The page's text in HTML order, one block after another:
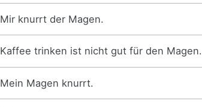
Mir knurrt der Magen.
Kaffee trinken ist nicht gut für den Magen.
Mein Magen knurrt.